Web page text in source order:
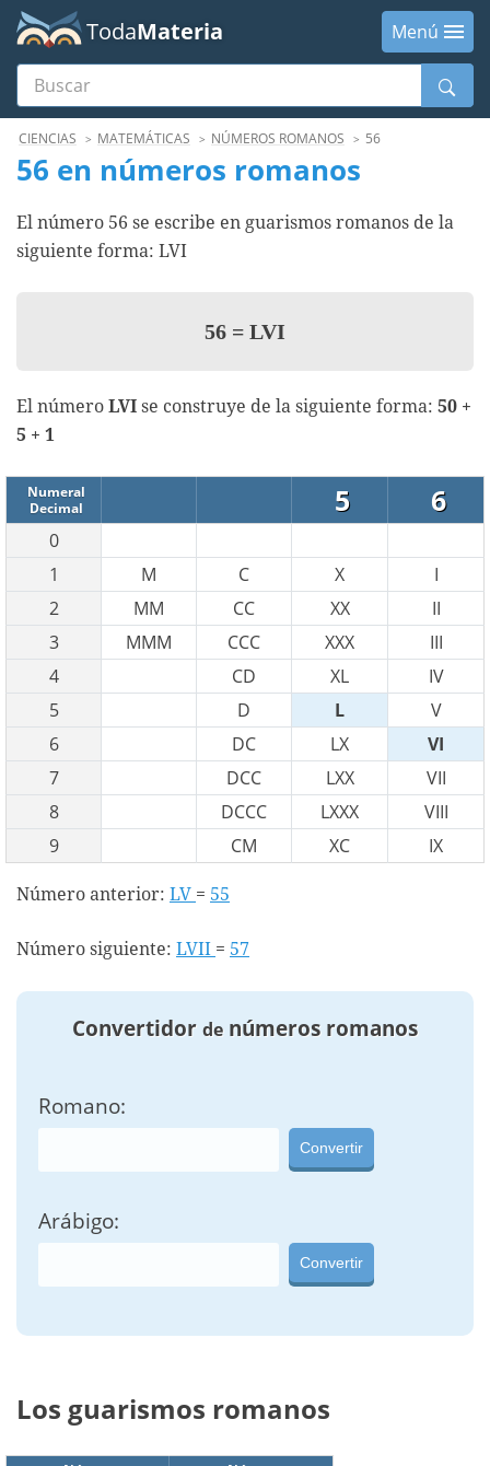
TodaMateria
Menú
Buscar
MenúCIENCIAS MATEMÁTICAS NÚMEROS ROMANOS 56
56 en números romanos
El número 56 se escribe en guarismos romanos de la
siguiente forma: LVI
56 = LVI
El número LVI se construye de la siguiente forma: 50 +
5 + 1
Numeral
Decimal
5 6
0
1
M C X
I
2
MM CC XX
II
3
MMM CCC XXX
III
4
CD XL
IV
5
D L
V
6
DC LX
VI
7
DCC LXX
VII
8
DCCC LXXX
VIII
9
CM XC IX
Número anterior: LV = 55
Número siguiente: LVII = 57
Convertidor de números romanos
Romano:
Convertir
Arábigo:
Convertir
Los guarismos romanos